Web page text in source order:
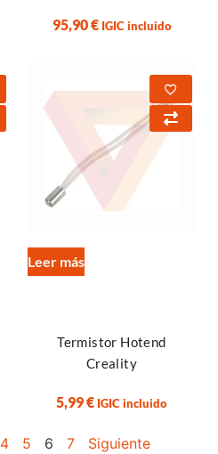
95,90€ IGIC incluido
Leer más
Termistor Hotend
Creality
5,99€ IGIC incluido
4 5 6 7 Siguiente